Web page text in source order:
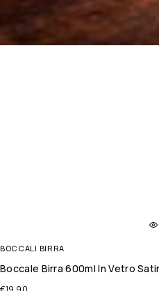
BOCCALI BIRRA
Boccale Birra 600ml In Vetro